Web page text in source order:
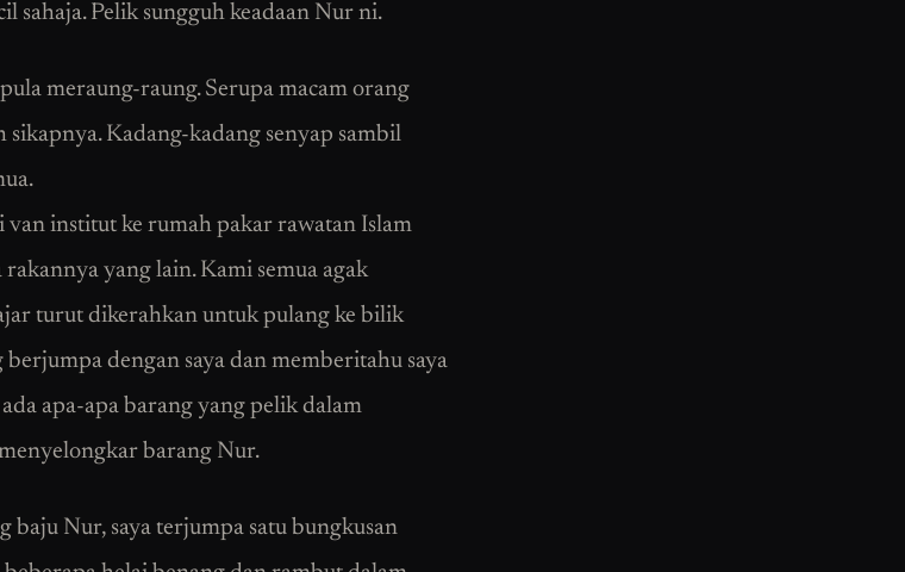
sahaja. Pelik sungguh keadaan Nur ni.
meraung-raung. Serupa macam orang
Kadang-kadang senyap sambil
institut ke rumah pakar rawatan Islam
yang lain. Kami semua agak
turut dikerahkan untuk pulang ke bilik
dengan saya dan memberitahu saya
apa-apa barang yang pelik dalam
barang Nur.
baju Nur, saya terjumpa satu bungkusan